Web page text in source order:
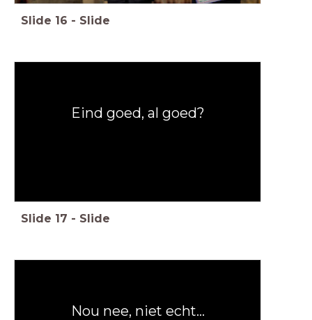
Slide 16 - Slide
Eind goed, al goed?
Slide 17 - Slide
Nou nee, niet echt...